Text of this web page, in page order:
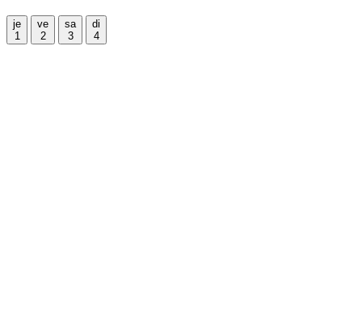
je
1
ve
2
sa
3
di
4